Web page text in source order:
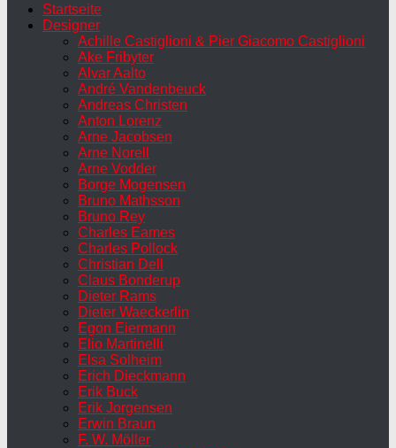
Startseite
Designer
Achille Castiglioni & Pier Giacomo Castiglioni
Ake Fribyter
Alvar Aalto
André Vandenbeuck
Andreas Christen
Anton Lorenz
Arne Jacobsen
Arne Norell
Arne Vodder
Borge Mogensen
Bruno Mathsson
Bruno Rey
Charles Eames
Charles Pollock
Christian Dell
Claus Bonderup
Dieter Rams
Dieter Waeckerlin
Egon Eiermann
Elio Martinelli
Elsa Solheim
Erich Dieckmann
Erik Buck
Erik Jorgensen
Erwin Braun
F. W. Möller